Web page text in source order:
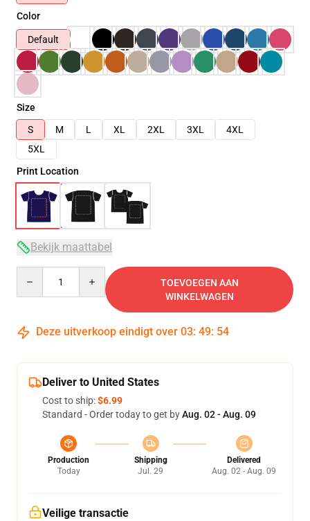
Color
Default
Size
S
M L XL 2XL 3XL
4XL
5XL
Print Location
Bekijk maattabel
TOEVOEGEN AAN
WINKELWAGEN
Deze uitverkoop eindigt over 03: 49: 54
Deliver to United States
Cost to ship:$6.99
Standard - Order today to get byAug. 02 - Aug. 09
Production
Today
Shipping
Jul. 29
Delivered
Aug. 02 - Aug. 09
Veilige transactie